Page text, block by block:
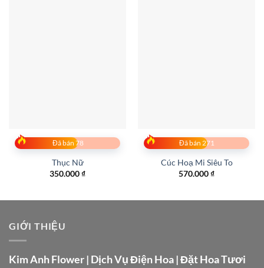
Đã bán 78
Thục Nữ
350.000₫
Đã bán 271
Cúc Hoạ Mi Siêu To
570.000₫
GIỚI THIỆU
Kim Anh Flower | Dịch Vụ Điện Hoa | Đặt Hoa Tươi